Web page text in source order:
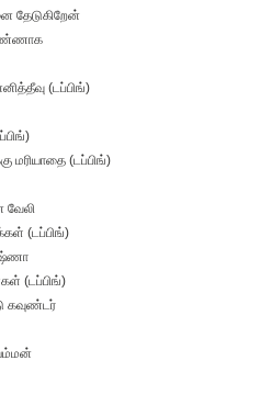
(டப்பிங்)
மரியாதை (டப்பிங்)
வேலி
(டப்பிங்)
(டப்பிங்)
கவுண்டர்